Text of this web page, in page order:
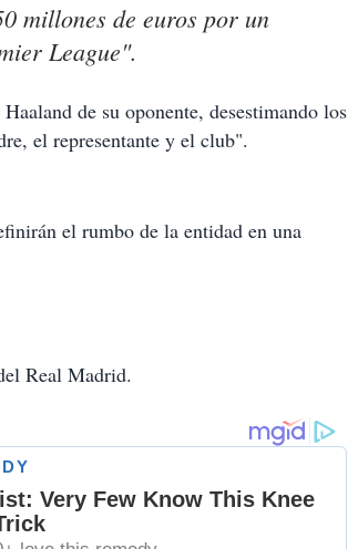
millones de euros por un
League".
de su oponente, desestimando los
el representante y el club".
el rumbo de la entidad en una
Real Madrid.